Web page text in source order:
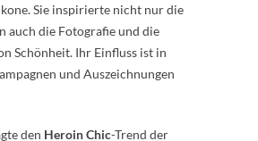
Sie inspirierte nicht nur die
auch die Fotografie und die
Schönheit. Ihr Einfluss ist in
und Auszeichnungen
den Heroin Chic-Trend der